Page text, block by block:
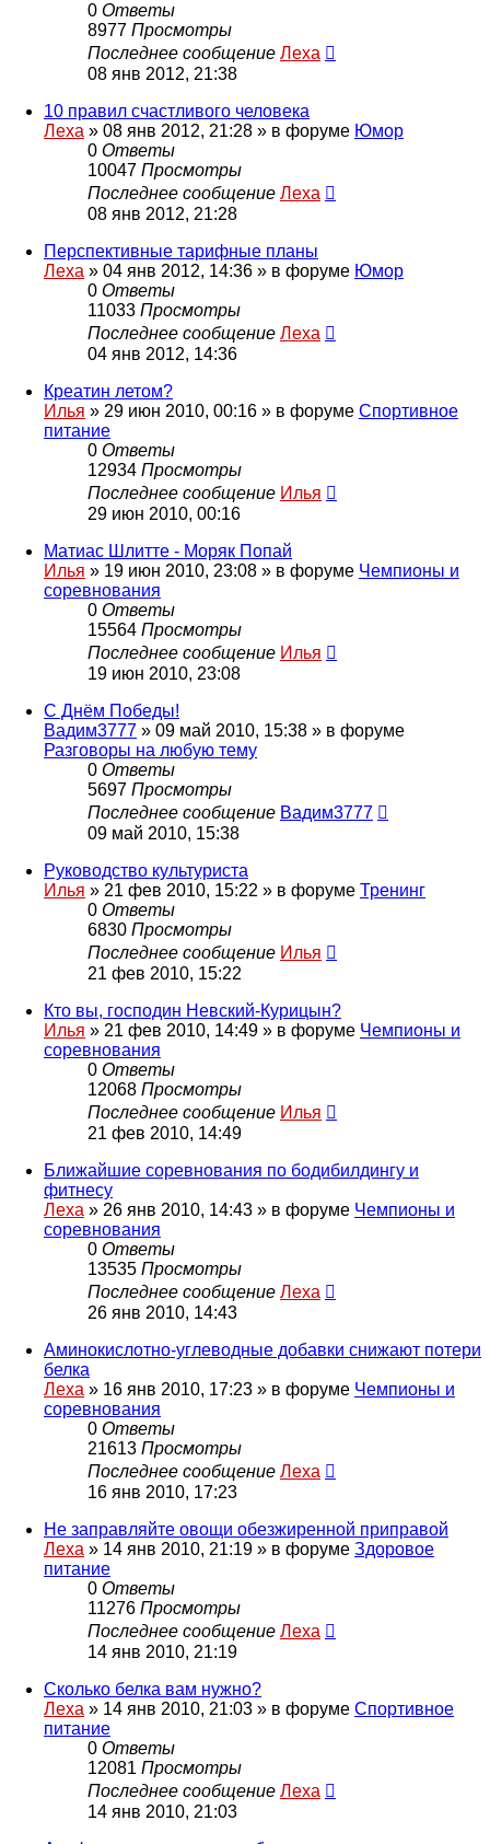
0 Ответы
8977 Просмотры
Последнее сообщение Леха
08 янв 2012, 21:38
10 правил счастливого человека
Леха » 08 янв 2012, 21:28 » в форуме Юмор
0 Ответы
10047 Просмотры
Последнее сообщение Леха
08 янв 2012, 21:28
Перспективные тарифные планы
Леха » 04 янв 2012, 14:36 » в форуме Юмор
0 Ответы
11033 Просмотры
Последнее сообщение Леха
04 янв 2012, 14:36
Креатин летом?
Илья » 29 июн 2010, 00:16 » в форуме Спортивное
питание
0 Ответы
12934 Просмотры
Последнее сообщение Илья
29 июн 2010, 00:16
Матиас Шлитте - Моряк Попай
Илья » 19 июн 2010, 23:08 » в форуме Чемпионы и
соревнования
0 Ответы
15564 Просмотры
Последнее сообщение Илья
19 июн 2010, 23:08
С Днём Победы!
Вадим3777 » 09 май 2010, 15:38 » в форуме
Разговоры на любую тему
0 Ответы
5697 Просмотры
Последнее сообщение Вадим3777
09 май 2010, 15:38
Руководство культуриста
Илья » 21 фев 2010, 15:22 » в форуме Тренинг
0 Ответы
6830 Просмотры
Последнее сообщение Илья
21 фев 2010, 15:22
Кто вы, господин Невский-Курицын?
Илья » 21 фев 2010, 14:49 » в форуме Чемпионы и
соревнования
0 Ответы
12068 Просмотры
Последнее сообщение Илья
21 фев 2010, 14:49
Ближайшие соревнования по бодибилдингу и
фитнесу
Леха » 26 янв 2010, 14:43 » в форуме Чемпионы и
соревнования
0 Ответы
13535 Просмотры
Последнее сообщение Леха
26 янв 2010, 14:43
Аминокислотно-углеводные добавки снижают потери
белка
Леха » 16 янв 2010, 17:23 » в форуме Чемпионы и
соревнования
0 Ответы
21613 Просмотры
Последнее сообщение Леха
16 янв 2010, 17:23
Не заправляйте овощи обезжиренной приправой
Леха » 14 янв 2010, 21:19 » в форуме Здоровое
питание
0 Ответы
11276 Просмотры
Последнее сообщение Леха
14 янв 2010, 21:19
Сколько белка вам нужно?
Леха » 14 янв 2010, 21:03 » в форуме Спортивное
питание
0 Ответы
12081 Просмотры
Последнее сообщение Леха
14 янв 2010, 21:03